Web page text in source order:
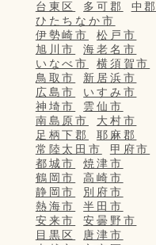
台東区 多可郡
中郡
ひたちなか市
伊勢崎市
松戸市
旭川市
海老名市
いなべ市
横須賀市
鳥取市
新居浜市
広島市
いすみ市
神埼市
雲仙市
南島原市
大村市
足柄下郡
耶麻郡
常陸太田市
甲府市
都城市
焼津市
鶴岡市
高崎市
静岡市
別府市
熱海市
半田市
安来市
安曇野市
目黒区
唐津市